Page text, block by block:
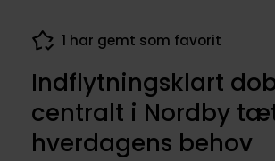
1 har gemt som favorit
55 visninger de seneste 7 dage
Indflytningsklart
centralt i Nordby
hverdagens behov